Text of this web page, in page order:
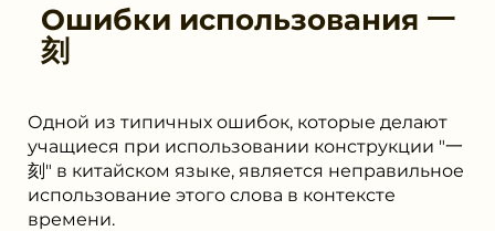
Ошибки использования ⼀
刻
Одной из типичных ошибок, которые делают
учащиеся при использовании конструкции "⼀
刻" в китайском языке, является неправильное
использование этого слова в контексте
времени.